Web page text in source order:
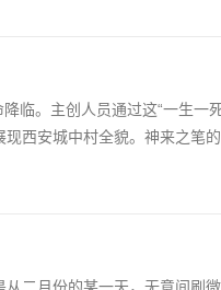
临。主创人员通过这“一生一
西安城中村全貌。神来之笔